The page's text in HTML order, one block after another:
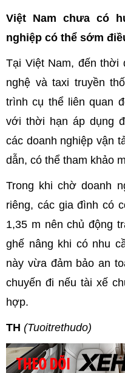
Việt Nam chưa có
nghiệp có thể sớm
Tại Việt Nam, đến thời
nghệ và taxi truyền
trình cụ thể liên quan
với thời hạn áp dụng
các doanh nghiệp vận
dẫn, có thể tham khảo
Trong khi chờ doanh
riêng, các gia đình có
1,35 m nên chủ động
ghế nâng khi có nhu
này vừa đảm bảo an
chuyến đi nếu tài xế
hợp.
TH (Tuoitrethudo)